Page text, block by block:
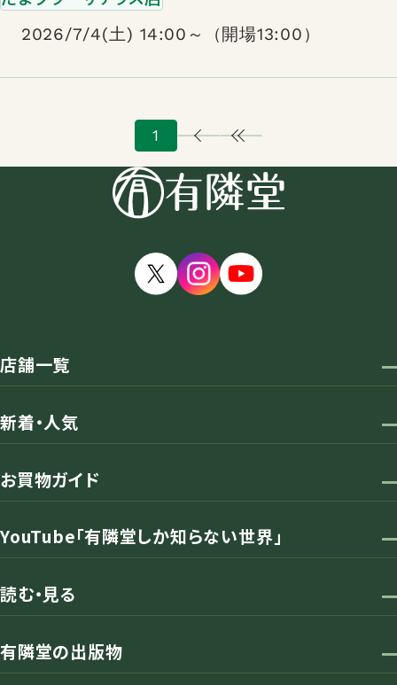
2026/7/4(土) 14:00～（開場13:00）
1
店舗一覧
新着・人気
お買物ガイド
YouTube「有隣堂しか知らない世界」
読む・見る
有隣堂の出版物